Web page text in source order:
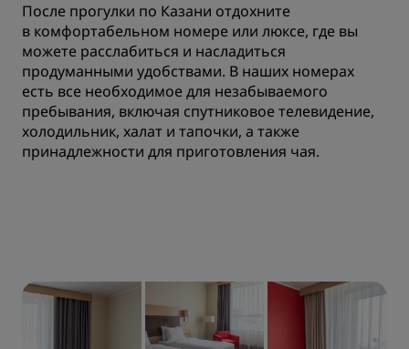
После прогулки по Казани отдохните
в комфортабельном номере или люксе, где вы
можете расслабиться и насладиться
продуманными удобствами. В наших номерах
есть все необходимое для незабываемого
пребывания, включая спутниковое телевидение,
холодильник, халат и тапочки, а также
принадлежности для приготовления чая.